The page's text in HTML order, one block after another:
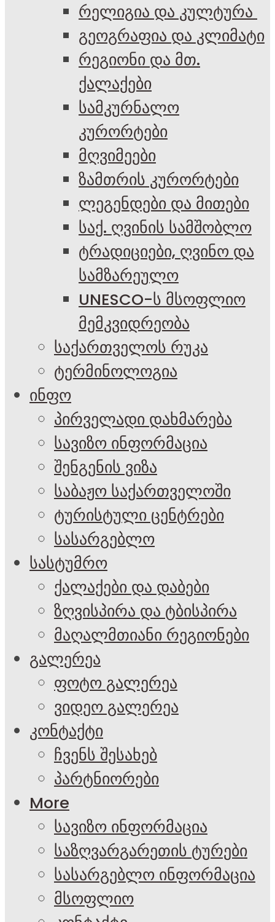
რელიგია და კულტურა
გეოგრაფია და კლიმატი
რეგიონი და მთ.
ქალაქები
სამკურნალო
კურორტები
მღვიმეები
ზამთრის კურორტები
ლეგენდები და მითები
საქ. ღვინის სამშობლო
ტრადიციები, ღვინო და
სამზარეულო
UNESCO-ს მსოფლიო
მემკვიდრეობა
საქართველოს რუკა
ტერმინოლოგია
ინფო
პირველადი დახმარება
სავიზო ინფორმაცია
შენგენის ვიზა
საბაჟო საქართველოში
ტურისტული ცენტრები
სასარგებლო
სასტუმრო
ქალაქები და დაბები
ზღვისპირა და ტბისპირა
მაღალმთიანი რეგიონები
გალერეა
ფოტო გალერეა
ვიდეო გალერეა
კონტაქტი
ჩვენს შესახებ
პარტნიორები
More
სავიზო ინფორმაცია
საზღვარგარეთის ტურები
სასარგებლო ინფორმაცია
მსოფლიო